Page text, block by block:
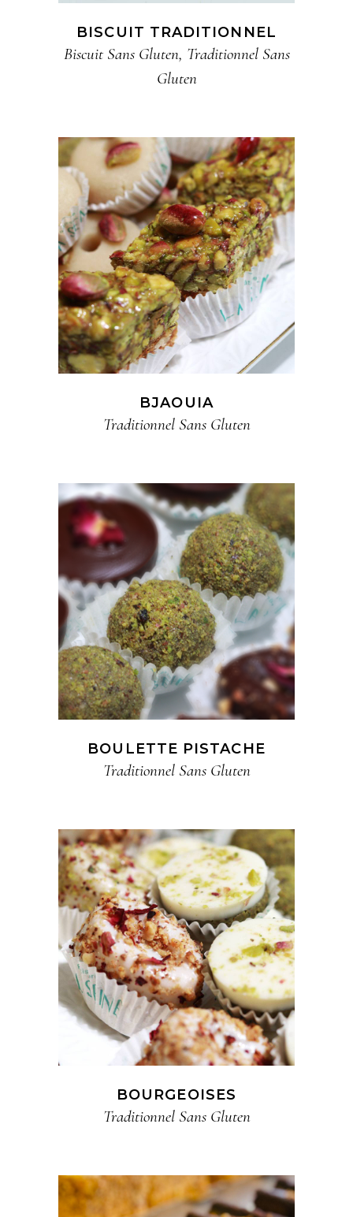
BISCUIT TRADITIONNEL
Biscuit​ Sans Gluten, Traditionnel​ Sans
Gluten
BJAOUIA
Traditionnel​ Sans Gluten
BOULETTE PISTACHE
Traditionnel​ Sans Gluten
BOURGEOISES
Traditionnel​ Sans Gluten